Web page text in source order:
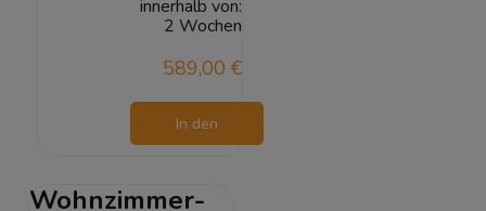
innerhalb von:
2 Wochen
589,00 €
In den
Wohnzimmer-